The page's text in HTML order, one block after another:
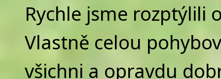
Rychle jsme rozptýlili
Vlastně celou
všichni a opravdu